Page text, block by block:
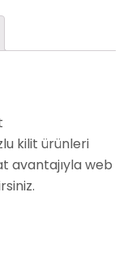
kilit ürünleri
avantajıyla web